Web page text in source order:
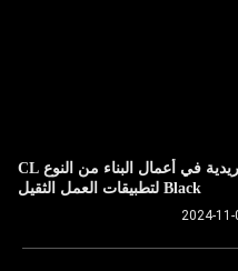
المكثفات ذات القدرة التبريدية في أعمال البناء من النوع CL
Black لتطبيقات العمل الثقيل
2024-11-